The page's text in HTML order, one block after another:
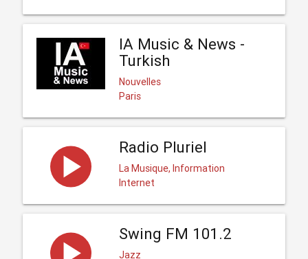
IA Music & News -
Turkish
Nouvelles
Paris
Radio Pluriel
La Musique, Information
Internet
Swing FM 101.2
Jazz